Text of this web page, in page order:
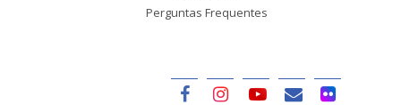
Perguntas Frequentes